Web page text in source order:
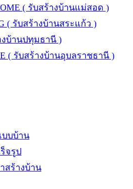
( รับสร้างบ้านแม่สอด )
( รับสร้างบ้านสระแก้ว )
งบ้านปทุมธานี )
( รับสร้างบ้านอุบลราชธานี )
บบบ้าน
จรูป
สร้างบ้าน